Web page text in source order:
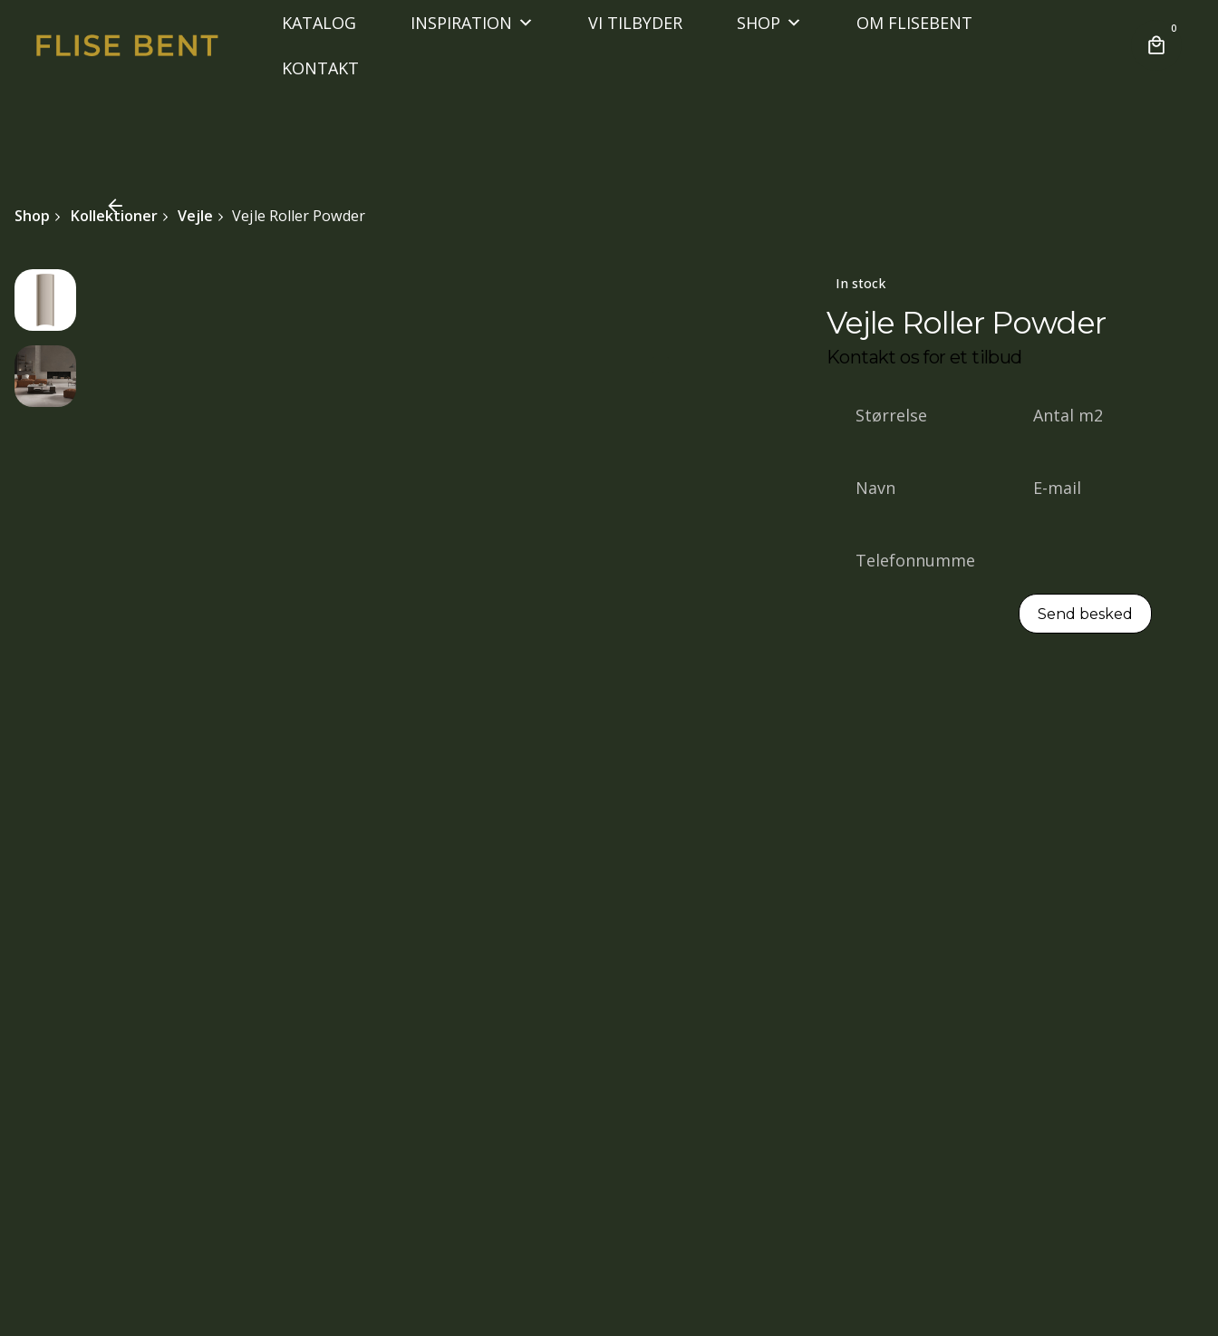
content
KATALOG INSPIRATION VI TILBYDER SHOP OM FLISEBENT
KONTAKT
0
Shop Kollektioner Vejle Vejle Roller Powder
In stock
Vejle Roller Powder
Kontakt os for et tilbud